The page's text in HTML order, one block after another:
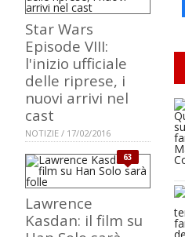
Star Wars
Episode VIII:
l'inizio ufficiale
delle riprese, i
nuovi arrivi nel
cast
NOTIZIE / 17/02/2016
63
Lawrence
Kasdan: il film su